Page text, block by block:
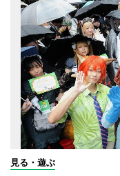
見る・遊ぶ